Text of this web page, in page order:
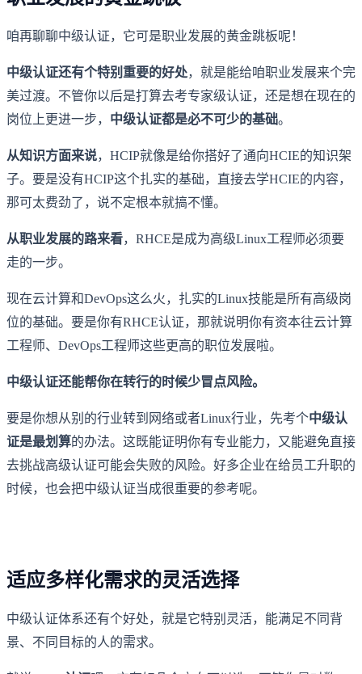
咱再聊聊中级认证，它可是职业发展的黄金跳板呢！
中级认证还有个特别重要的好处，就是能给咱职业发展来个完
美过渡。不管你以后是打算去考专家级认证，还是想在现在的
岗位上更进一步， 中级认证都是必不可少的基础。
从知识方面来说，HCIP就像是给你搭好了通向HCIE的知识架
子。要是没有HCIP这个扎实的基础，直接去学HCIE的内容，
那可太费劲了，说不定根本就搞不懂。
从职业发展的路来看，RHCE是成为高级Linux工程师必须要
走的一步。
现在云计算和DevOps这么火，扎实的Linux技能是所有高级岗
位的基础。要是你有RHCE认证，那就说明你有资本往云计算
工程师、DevOps工程师这些更高的职位发展啦。
中级认证还能帮你在转行的时候少冒点风险。
要是你想从别的行业转到网络或者Linux行业，先考个中级认
证是最划算的办法。这既能证明你有专业能力，又能避免直接
去挑战高级认证可能会失败的风险。好多企业在给员工升职的
时候，也会把中级认证当成很重要的参考呢。
适应多样化需求的灵活选择
中级认证体系还有个好处，就是它特别灵活，能满足不同背
景、不同目标的人的需求。